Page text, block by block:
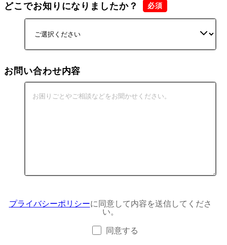
どこでお知りになりましたか？
お問い合わせ内容
プライバシーポリシーに同意して内容を送信してくださ
い。
同意する